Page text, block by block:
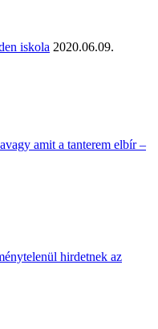
iskola 2020.06.09.
amit a tanterem elbír –
hirdetnek az